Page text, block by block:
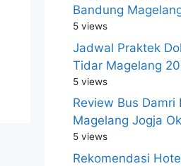
Bandung
5 views
Jadwal Praktek
Tidar Magelang
5 views
Review Bus Damri
Magelang Jogja
5 views
Rekomendasi